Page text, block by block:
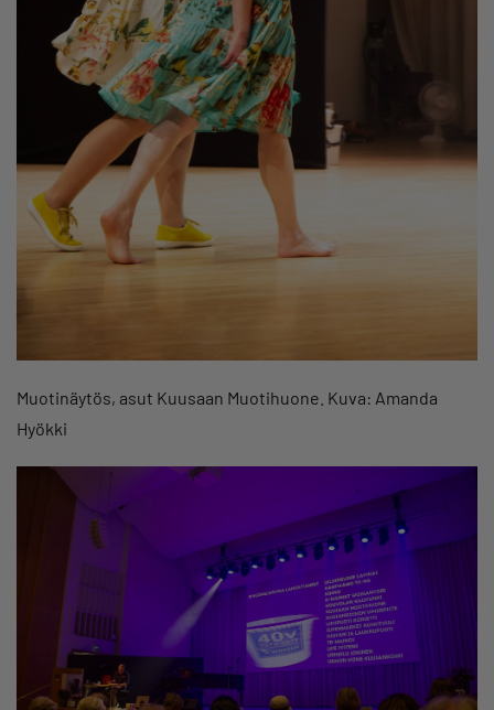
Muotinäytös, asut Kuusaan Muotihuone. Kuva: Amanda
Hyökki